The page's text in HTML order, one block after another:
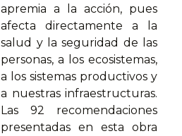
apremia a la acción, pues
afecta directamente a la
salud y la seguridad de las
personas, a los ecosistemas,
a los sistemas productivos y
a nuestras infraestructuras.
Las 92 recomendaciones
presentadas en esta obra